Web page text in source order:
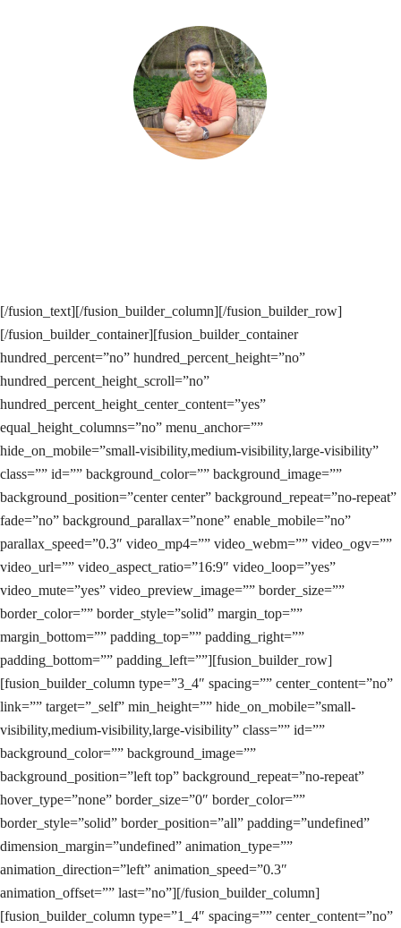
[/fusion_text][/fusion_builder_column][/fusion_builder_row]
[/fusion_builder_container][fusion_builder_container
hundred_percent=”no” hundred_percent_height=”no”
hundred_percent_height_scroll=”no”
hundred_percent_height_center_content=”yes”
equal_height_columns=”no” menu_anchor=””
hide_on_mobile=”small-visibility,medium-visibility,large-visibility”
class=”” id=”” background_color=”” background_image=””
background_position=”center center” background_repeat=”no-repeat”
fade=”no” background_parallax=”none” enable_mobile=”no”
parallax_speed=”0.3″ video_mp4=”” video_webm=”” video_ogv=””
video_url=”” video_aspect_ratio=”16:9″ video_loop=”yes”
video_mute=”yes” video_preview_image=”” border_size=””
border_color=”” border_style=”solid” margin_top=””
margin_bottom=”” padding_top=”” padding_right=””
padding_bottom=”” padding_left=””][fusion_builder_row]
[fusion_builder_column type=”3_4″ spacing=”” center_content=”no”
link=”” target=”_self” min_height=”” hide_on_mobile=”small-
visibility,medium-visibility,large-visibility” class=”” id=””
background_color=”” background_image=””
background_position=”left top” background_repeat=”no-repeat”
hover_type=”none” border_size=”0″ border_color=””
border_style=”solid” border_position=”all” padding=”undefined”
dimension_margin=”undefined” animation_type=””
animation_direction=”left” animation_speed=”0.3″
animation_offset=”” last=”no”][/fusion_builder_column]
[fusion_builder_column type=”1_4″ spacing=”” center_content=”no”